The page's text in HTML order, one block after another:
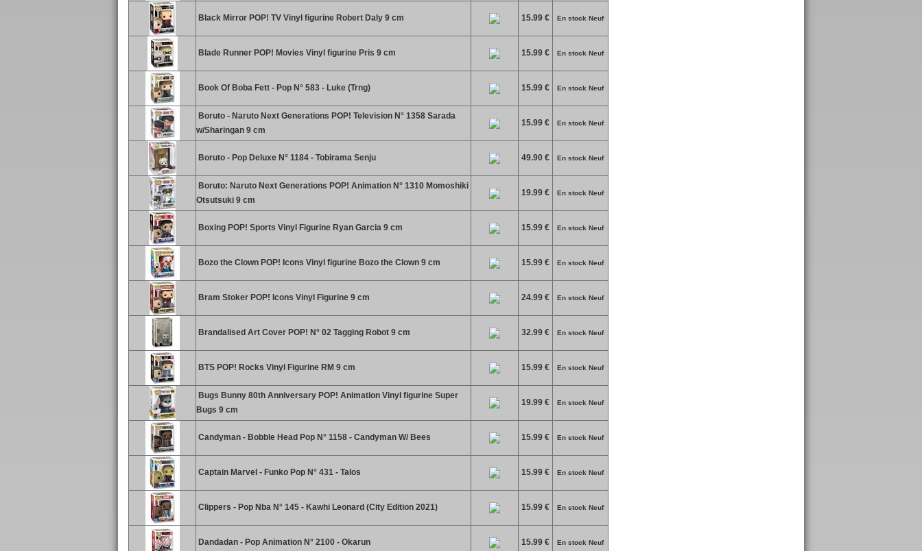
Black Mirror POP! TV Vinyl figurine Robert Daly 9 cm 15.99 € En stock Neuf
Blade Runner POP! Movies Vinyl figurine Pris 9 cm 15.99 € En stock Neuf
Book Of Boba Fett - Pop N° 583 - Luke (Trng) 15.99 € En stock Neuf
Boruto - Naruto Next Generations POP! Television N° 1358 Sarada
w/Sharingan 9 cm
15.99 € En stock Neuf
Boruto - Pop Deluxe N° 1184 - Tobirama Senju 49.90 € En stock Neuf
Boruto: Naruto Next Generations POP! Animation N° 1310 Momoshiki
Otsutsuki 9 cm
19.99 € En stock Neuf
Boxing POP! Sports Vinyl Figurine Ryan Garcia 9 cm 15.99 € En stock Neuf
Bozo the Clown POP! Icons Vinyl figurine Bozo the Clown 9 cm 15.99 € En stock Neuf
Bram Stoker POP! Icons Vinyl Figurine 9 cm 24.99 € En stock Neuf
Brandalised Art Cover POP! N° 02 Tagging Robot 9 cm 32.99 € En stock Neuf
BTS POP! Rocks Vinyl Figurine RM 9 cm 15.99 € En stock Neuf
Bugs Bunny 80th Anniversary POP! Animation Vinyl figurine Super
Bugs 9 cm
19.99 € En stock Neuf
Candyman - Bobble Head Pop N° 1158 - Candyman W/ Bees 15.99 € En stock Neuf
Captain Marvel - Funko Pop N° 431 - Talos 15.99 € En stock Neuf
Clippers - Pop Nba N° 145 - Kawhi Leonard (City Edition 2021) 15.99 € En stock Neuf
Dandadan - Pop Animation N° 2100 - Okarun 15.99 € En stock Neuf